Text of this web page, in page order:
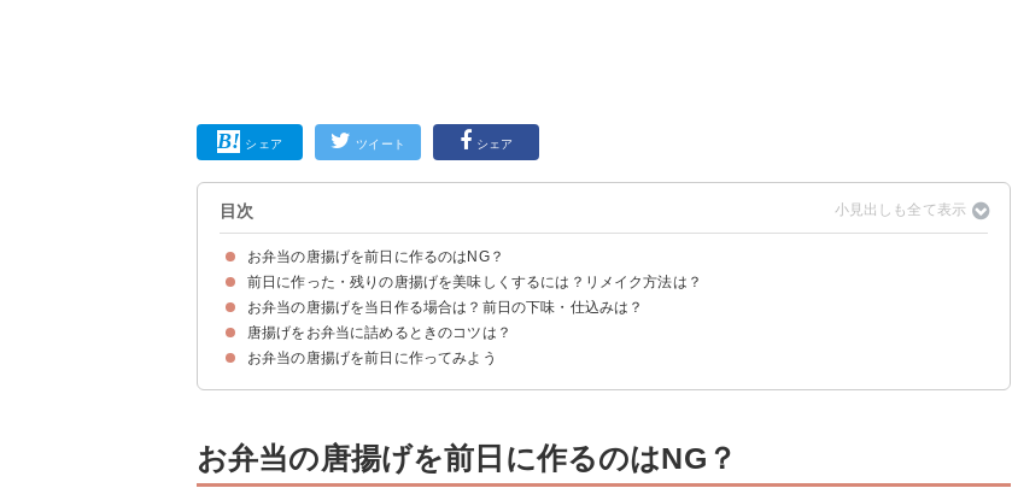
シェア ツイート シェア
目次
お弁当の唐揚げを前日に作るのはNG？
お弁当の唐揚げは前日に作ってもOK
注意点①濃い味にする
注意点②冷蔵・冷凍庫で保存する
注意点③温め直さない
前日に作った・残りの唐揚げを美味しくするには？リメイク方法は？
前日の残りの唐揚げを美味しくする温め方
唐揚げリメイク①甘辛唐揚げ
唐揚げリメイク②酢鶏
唐揚げリメイク③甘辛コチュジャンだれ
お弁当の唐揚げを当日作る場合は？前日の下味・仕込みは？
材料
作り方・手順
唐揚げをお弁当に詰めるときのコツは？
①唐揚げを冷やしてから入れる
②キッチンペーパーなどを敷く
お弁当の唐揚げを前日に作ってみよう
お弁当の唐揚げを前日に作るのはNG？